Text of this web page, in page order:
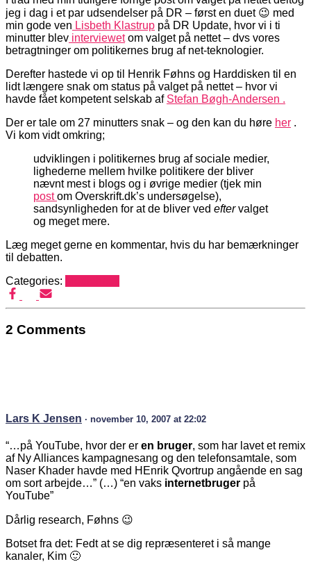
jeg i dag i et par udsendelser på DR – først en duet 😉 med
min gode ven Lisbeth Klastrup på DR Update, hvor vi i ti
minutter blev interviewetom valget på nettet – dvs vores
betragtninger om politikernes brug af net-teknologier.
Derefter hastede vi op til Henrik Føhns og Harddisken til en
lidt længere snak om status på valget på nettet – hvor vi
havde fået kompetent selskab af Stefan Bøgh-Andersen .
Der er tale om 27 minutters snak – og den kan du høre her .
Vi kom vidt omkring;
udviklingen i politikernes brug af sociale medier,
lighederne mellem hvilke politikere der bliver
nævnt mest i blogs og i øvrige medier (tjek min
postom Overskrift.dk’s undersøgelse),
sandsynligheden for at de bliver ved eftervalget
og meget mere.
Læg meget gerne en kommentar, hvis du har bemærkninger
til debatten.
Categories:
2 Comments
Lars K Jensen · november 10, 2007 at 22:02
“…på YouTube, hvor der er en bruger, som har lavet et remix
af Ny Alliances kampagnesang og den telefonsamtale, som
Naser Khader havde med HEnrik Qvortrup angående en sag
om sort arbejde…” (…) “en vaks internetbruger på
YouTube”
Dårlig research, Føhns 😉
Botset fra det: Fedt at se dig repræsenteret i så mange
kanaler, Kim 🙂